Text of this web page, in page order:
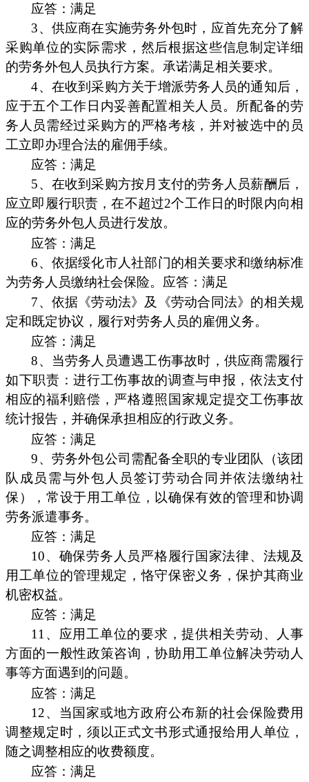
应答：满足
3、供应商在实施劳务外包时，应首先充分了解
采购单位的实际需求，然后根据这些信息制定详细
的劳务外包人员执行方案。承诺满足相关要求。
4、在收到采购方关于增派劳务人员的通知后，
应于五个工作日内妥善配置相关人员。所配备的劳
务人员需经过采购方的严格考核，并对被选中的员
工立即办理合法的雇佣手续。
应答：满足
5、在收到采购方按月支付的劳务人员薪酬后，
应立即履行职责，在不超过2个工作日的时限内向相
应的劳务外包人员进行发放。
应答：满足
6、依据绥化市人社部门的相关要求和缴纳标准
为劳务人员缴纳社会保险。应答：满足
7、依据《劳动法》及《劳动合同法》的相关规
定和既定协议，履行对劳务人员的雇佣义务。
应答：满足
8、当劳务人员遭遇工伤事故时，供应商需履行
如下职责：进行工伤事故的调查与申报，依法支付
相应的福利赔偿，严格遵照国家规定提交工伤事故
统计报告，并确保承担相应的行政义务。
应答：满足
9、劳务外包公司需配备全职的专业团队（该团
队成员需与外包人员签订劳动合同并依法缴纳社
保），常设于用工单位，以确保有效的管理和协调
劳务派遣事务。
应答：满足
10、确保劳务人员严格履行国家法律、法规及
用工单位的管理规定，恪守保密义务，保护其商业
机密权益。
应答：满足
11、应用工单位的要求，提供相关劳动、人事
方面的一般性政策咨询，协助用工单位解决劳动人
事等方面遇到的问题。
应答：满足
12、当国家或地方政府公布新的社会保险费用
调整规定时，须以正式文书形式通报给用人单位，
随之调整相应的收费额度。
应答：满足